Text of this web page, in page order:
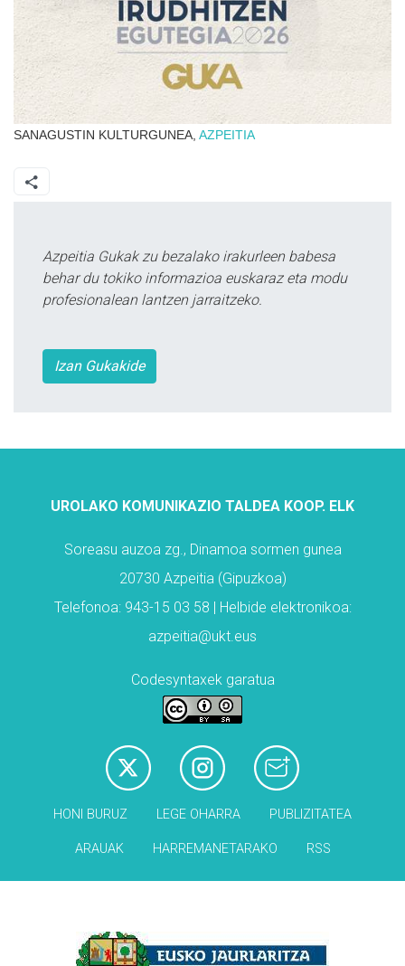
SANAGUSTIN KULTURGUNEA, AZPEITIA
Azpeitia Gukak zu bezalako irakurleen babesa
behar du tokiko informazioa euskaraz eta modu
profesionalean lantzen jarraitzeko.
Izan Gukakide
UROLAKO KOMUNIKAZIO TALDEA KOOP. ELK
Soreasu auzoa zg., Dinamoa sormen gunea
20730 Azpeitia (Gipuzkoa)
Telefonoa: 943-15 03 58 | Helbide elektronikoa:
azpeitia@ukt.eus
Codesyntaxek garatua
HONI BURUZ LEGE OHARRA PUBLIZITATEA
ARAUAK HARREMANETARAKO RSS